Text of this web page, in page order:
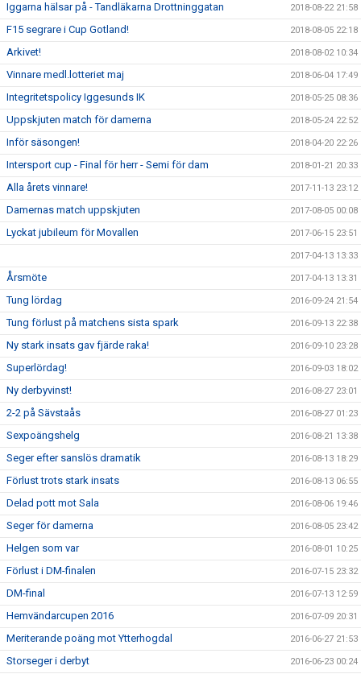
Iggarna hälsar på - Tandläkarna Drottninggatan 2018-08-22 21:58
F15 segrare i Cup Gotland! 2018-08-05 22:18
Arkivet! 2018-08-02 10:34
Vinnare medl.lotteriet maj 2018-06-04 17:49
Integritetspolicy Iggesunds IK 2018-05-25 08:36
Uppskjuten match för damerna 2018-05-24 22:52
Inför säsongen! 2018-04-20 22:26
Intersport cup - Final för herr - Semi för dam 2018-01-21 20:33
Alla årets vinnare! 2017-11-13 23:12
Damernas match uppskjuten 2017-08-05 00:08
Lyckat jubileum för Movallen 2017-06-15 23:51
2017-04-13 13:33
Årsmöte 2017-04-13 13:31
Tung lördag 2016-09-24 21:54
Tung förlust på matchens sista spark 2016-09-13 22:38
Ny stark insats gav fjärde raka! 2016-09-10 23:28
Superlördag! 2016-09-03 18:02
Ny derbyvinst! 2016-08-27 23:01
2-2 på Sävstaås 2016-08-27 01:23
Sexpoängshelg 2016-08-21 13:38
Seger efter sanslös dramatik 2016-08-13 18:29
Förlust trots stark insats 2016-08-13 06:55
Delad pott mot Sala 2016-08-06 19:46
Seger för damerna 2016-08-05 23:42
Helgen som var 2016-08-01 10:25
Förlust i DM-finalen 2016-07-15 23:32
DM-final 2016-07-13 12:59
Hemvändarcupen 2016 2016-07-09 20:31
Meriterande poäng mot Ytterhogdal 2016-06-27 21:53
Storseger i derbyt 2016-06-23 00:24